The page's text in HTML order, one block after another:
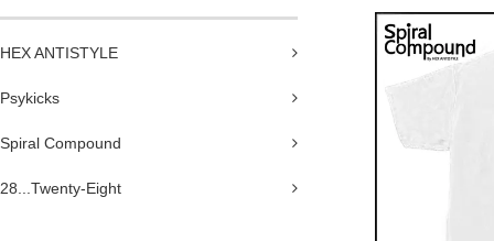
HEX ANTISTYLE
Psykicks
Spiral Compound
28...Twenty-Eight